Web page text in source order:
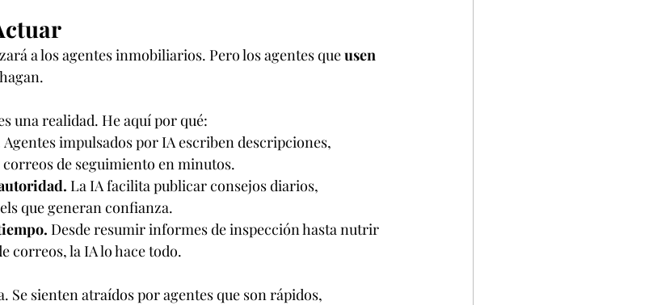
a los agentes inmobiliarios. Pero los agentes que usen
una realidad. He aquí por qué:
Agentes impulsados por IA escriben descripciones,
de seguimiento en minutos.
La IA facilita publicar consejos diarios,
que generan confianza.
Desde resumir informes de inspección hasta nutrir
correos, la IA lo hace todo.
Se sienten atraídos por agentes que son rápidos,